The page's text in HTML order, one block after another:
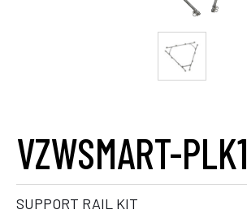
VZWSMART-PLK1
SUPPORT RAIL KIT